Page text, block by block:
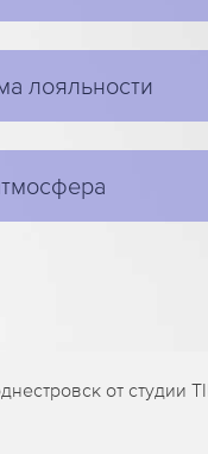
лояльности
от студии